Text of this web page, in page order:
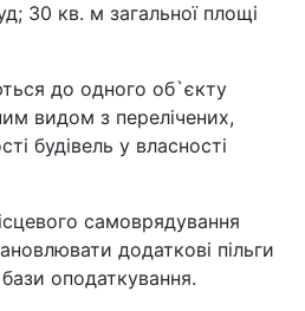
30 кв. м загальної площі
до одного об`єкту
видом з перелічених,
будівель у власності
самоврядування
додаткові пільги
оподаткування.